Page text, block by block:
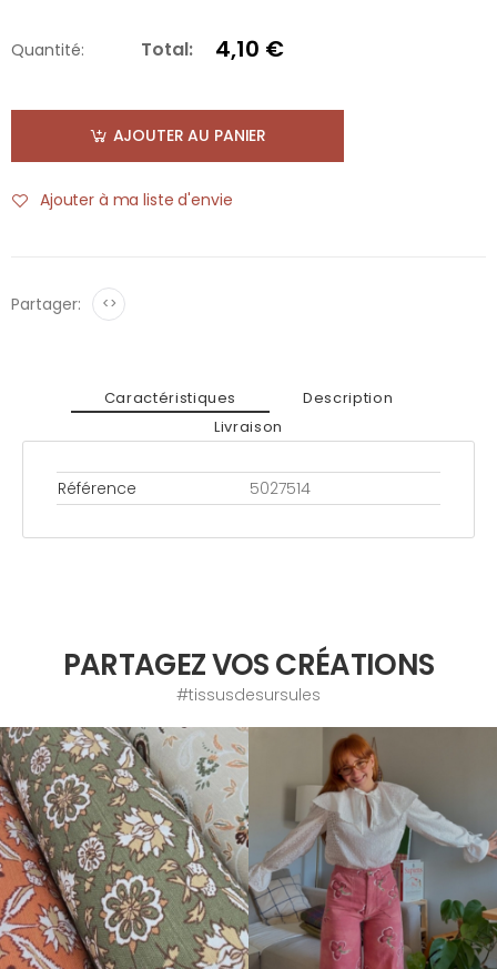
Quantité: Total: 4,10 €
AJOUTER AU PANIER
Ajouter à ma liste d'envie
Partager: <>
Caractéristiques
Description
Livraison
Référence 5027514
PARTAGEZ VOS CRÉATIONS
#tissusdesursules